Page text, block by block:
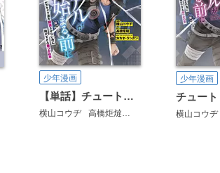
少年漫画
【単話】チュートリアルが始まる前に ボスキャラ達を破滅させない為に俺ができる幾つかの事
横山コウヂ 高橋炬燵 カカオ・ランタン
少年漫画
横山コウヂ